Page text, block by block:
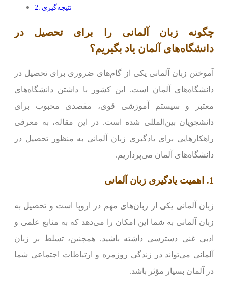
نتیجه‌گیری
چگونه زبان آلمانی را برای تحصیل در
دانشگاه‌های آلمان یاد بگیریم؟
آموختن زبان آلمانی یکی از گام‌های ضروری برای تحصیل در
دانشگاه‌های آلمان است. این کشور با داشتن دانشگاه‌های
معتبر و سیستم آموزشی قوی، مقصدی محبوب برای
دانشجویان بین‌المللی شده است. در این مقاله، به معرفی
راهکارهایی برای یادگیری زبان آلمانی به منظور تحصیل در
دانشگاه‌های آلمان می‌پردازیم.
1. اهمیت یادگیری زبان آلمانی
زبان آلمانی یکی از زبان‌های مهم در اروپا است و تحصیل به
زبان آلمانی به شما این امکان را می‌دهد که به منابع علمی و
ادبی غنی دسترسی داشته باشید. همچنین، تسلط بر زبان
آلمانی می‌تواند در زندگی روزمره و ارتباطات اجتماعی شما
در آلمان بسیار مؤثر باشد.